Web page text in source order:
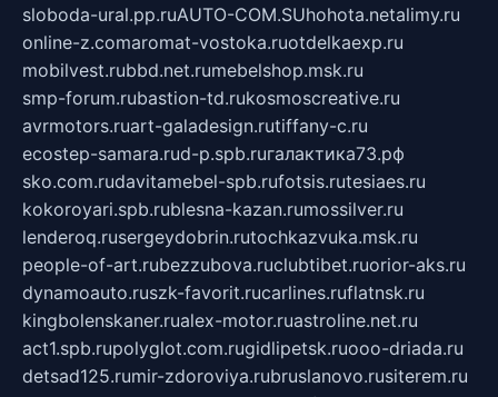
sloboda-ural.pp.ruAUTO-COM.SUhohota.netalimy.ru
online-z.comaromat-vostoka.ruotdelkaexp.ru
mobilvest.rubbd.net.rumebelshop.msk.ru
smp-forum.rubastion-td.rukosmoscreative.ru
avrmotors.ruart-galadesign.rutiffany-c.ru
ecostep-samara.rud-p.spb.ruгалактика73.рф
sko.com.rudavitamebel-spb.rufotsis.rutesiaes.ru
kokoroyari.spb.rublesna-kazan.rumossilver.ru
lenderoq.rusergeydobrin.rutochkazvuka.msk.ru
people-of-art.rubezzubova.ruclubtibet.ruorior-aks.ru
dynamoauto.ruszk-favorit.rucarlines.ruflatnsk.ru
kingbolenskaner.rualex-motor.ruastroline.net.ru
act1.spb.rupolyglot.com.rugidlipetsk.ruooo-driada.ru
detsad125.rumir-zdoroviya.rubruslanovo.rusiterem.ru